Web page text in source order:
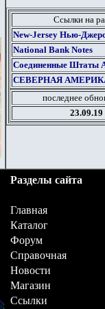
Ссылки на
New-Jersey Нью-
National Bank Notes
Соединенные Штаты
СЕВЕРНАЯ
последнее
23.09.19
Разделы сайта
Главная
Каталог
Форум
Справочная
Новости
Магазин
Ссылки